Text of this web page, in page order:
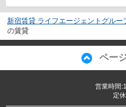
新宿賃貸 ライフエージェントグルー
の賃貸
ペー
営業時間
定